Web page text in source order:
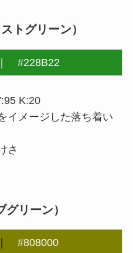
トグリーン）
｜
#228B22
K:20
イメージした落ち着い
さ
グリーン）
#808000